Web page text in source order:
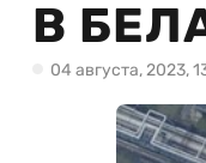
В
04 августа, 2023,